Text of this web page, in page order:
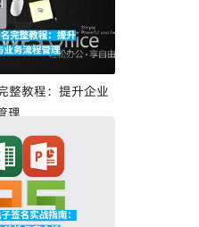
整教程：提升企业
理